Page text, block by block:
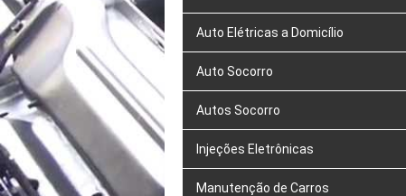
Auto Elétricas a Domicílio
Auto Socorro
Autos Socorro
Injeções Eletrônicas
Manutenção de Carros